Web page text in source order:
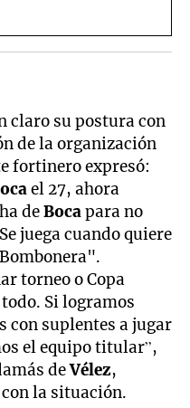
claro su postura con
de la organización
fortinero expresó:
el 27, ahora
deBocapara no
juega cuando quiere
torneo o Copa
Si logramos
con suplentes a jugar
el equipo titular”,
deVélez,
la situación.